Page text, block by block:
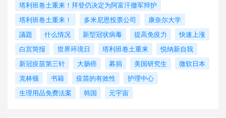
塔利班卷土重来！拜登仍决定为阿富汗撤军辩护
塔利班卷土重来！
多米尼恩投票公司
康奈尔大学
議題
什么情况 新型冠状病毒 提高免疫力
快速上涨
白宫简报
世界环境日 塔利班卷土重来
悦纳新自我
新冠疫苗第三针
大肠癌 募捐 美国研究生
微软日本
克林顿
书籍 疫苗的有效性
护理中心
生理用品免费法案
韩国 元宇宙